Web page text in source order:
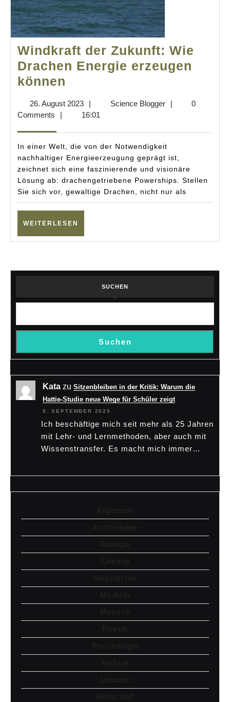
Windkraft der Zukunft: Wie
Drachen Energie erzeugen
können
Zukunft:
Drachen
Energie
erzeugen
können
26. August 202326.
August
| Science BloggerScience
|
0
Comments
| 16:01
In einer Welt, die von der Notwendigkeit
nachhaltiger Energieerzeugung geprägt ist,
zeichnet sich eine faszinierende und visionäre
Lösung ab: drachengetriebene Powerships. Stellen
Sie sich vor, gewaltige Drachen, nicht nur als
WEITERLESEN
SUCHEN
Suchen
Kata zu Sitzenbleiben in der Kritik: Warum die
Hattie-Studie neue Wege für Schüler zeigt
9. SEPTEMBER 2025
Ich beschäftige mich seit mehr als 25 Jahren
mit Lehr- und Lernmethoden, aber auch mit
Wissenstransfer. Es macht mich immer…
Allgemein
Archäologie
Biologie
Chemie
Geschichte
Medizin
Mensch
Physik
Psychologie
Technik
Umwelt
Wirtschaft